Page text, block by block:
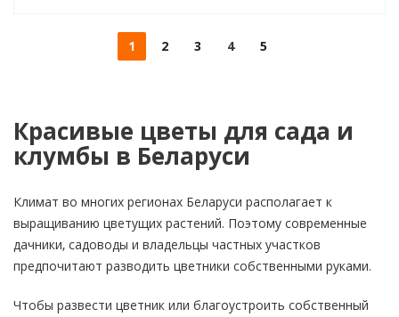
1 2 3 4 5
Красивые цветы для сада и
клумбы в Беларуси
Климат во многих регионах Беларуси располагает к
выращиванию цветущих растений. Поэтому современные
дачники, садоводы и владельцы частных участков
предпочитают разводить цветники собственными руками.
Чтобы развести цветник или благоустроить собственный